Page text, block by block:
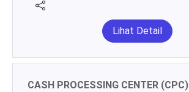
Lihat Detail
CASH PROCESSING CENTER (CPC)